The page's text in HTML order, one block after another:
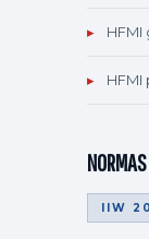
▸
▸ HFMI
IIW